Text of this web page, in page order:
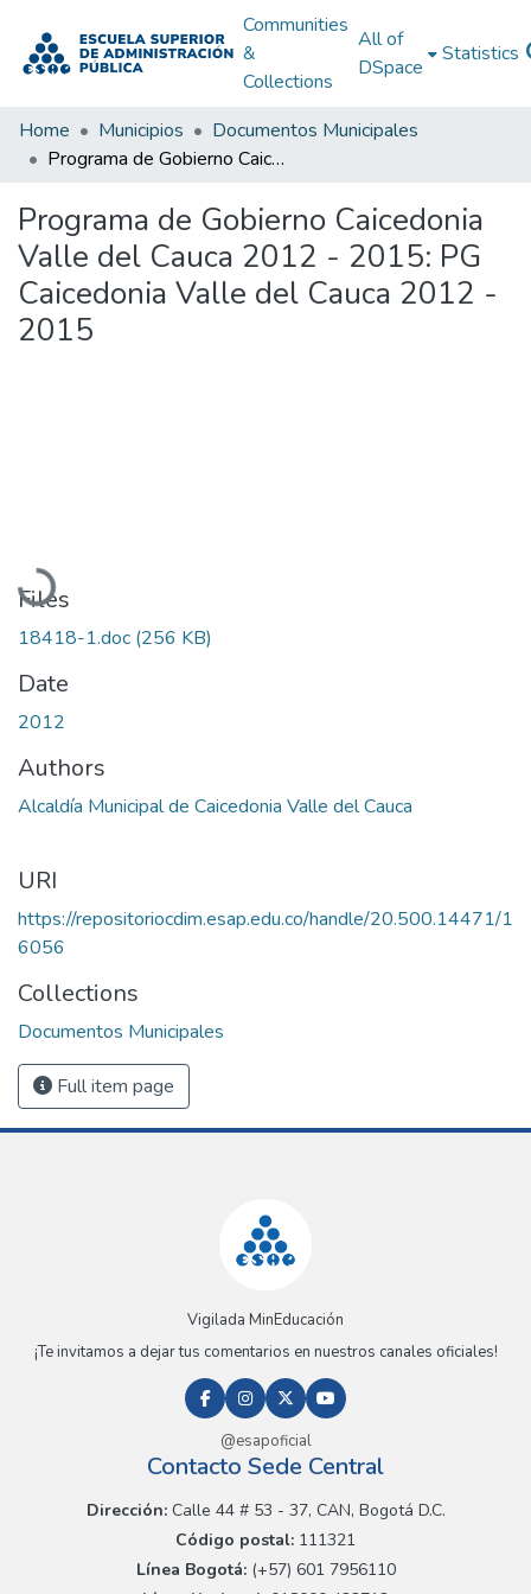
Communities
&
Collections
All of
DSpace
Statistics
Home Municipios
Documentos Municipales
Programa de Gobierno Caicedonia Valle del Cauca 2012 - 2015: PG Caicedonia Valle del Cauca 2012 - 2015
Programa de Gobierno Caicedonia
Valle del Cauca 2012 - 2015: PG
Caicedonia Valle del Cauca 2012 -
2015
Loading...
Files
18418-1.doc (256 KB)
Date
2012
Authors
Alcaldía Municipal de Caicedonia Valle del Cauca
URI
https://repositoriocdim.esap.edu.co/handle/20.500.14471/1
6056
Collections
Documentos Municipales
Full item page
Vigilada MinEducación
¡Te invitamos a dejar tus comentarios en nuestros canales oficiales!
@esapoficial
Contacto Sede Central
Dirección:Calle 44 # 53 - 37, CAN, Bogotá D.C.
Código postal: 111321
Línea Bogotá:(+57) 601 7956110